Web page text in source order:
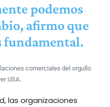
podemos
afirmo que
fundamental.
comerciales del orgullo
USA.
las organizaciones